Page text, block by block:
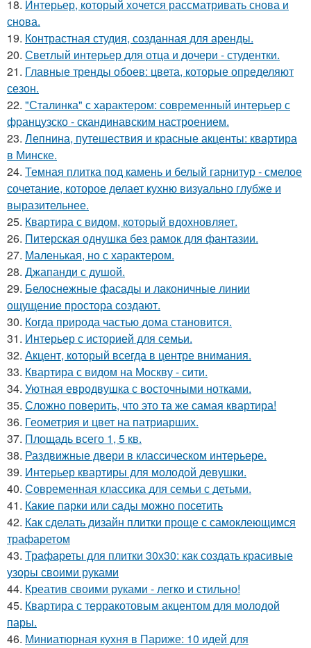
18. Интерьер, который хочется рассматривать снова и
снова.
19. Контрастная студия, созданная для аренды.
20. Светлый интерьер для отца и дочери - студентки.
21. Главные тренды обоев: цвета, которые определяют
сезон.
22. "Сталинка" с характером: современный интерьер с
французско - скандинавским настроением.
23. Лепнина, путешествия и красные акценты: квартира
в Минске.
24. Темная плитка под камень и белый гарнитур - смелое
сочетание, которое делает кухню визуально глубже и
выразительнее.
25. Квартира с видом, который вдохновляет.
26. Питерская однушка без рамок для фантазии.
27. Маленькая, но с характером.
28. Джапанди с душой.
29. Белоснежные фасады и лаконичные линии
ощущение простора создают.
30. Когда природа частью дома становится.
31. Интерьер с историей для семьи.
32. Акцент, который всегда в центре внимания.
33. Квартира с видом на Москву - сити.
34. Уютная евродвушка с восточными нотками.
35. Сложно поверить, что это та же самая квартира!
36. Геометрия и цвет на патриарших.
37. Площадь всего 1, 5 кв.
38. Раздвижные двери в классическом интерьере.
39. Интерьер квартиры для молодой девушки.
40. Современная классика для семьи с детьми.
41. Какие парки или сады можно посетить
42. Как сделать дизайн плитки проще с самоклеющимся
трафаретом
43. Трафареты для плитки 30х30: как создать красивые
узоры своими руками
44. Креатив своими руками - легко и стильно!
45. Квартира с терракотовым акцентом для молодой
пары.
46. Миниатюрная кухня в Париже: 10 идей для